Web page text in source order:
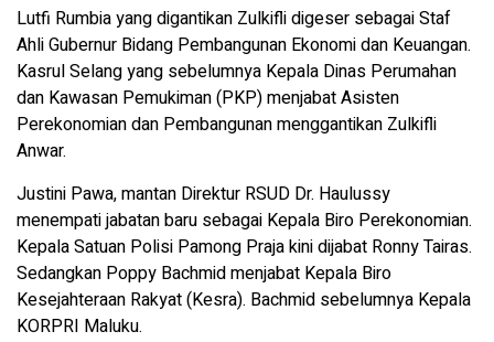
Lutfi Rumbia yang digantikan Zulkifli digeser sebagai Staf
Ahli Gubernur Bidang Pembangunan Ekonomi dan Keuangan.
Kasrul Selang yang sebelumnya Kepala Dinas Perumahan
dan Kawasan Pemukiman (PKP) menjabat Asisten
Perekonomian dan Pembangunan menggantikan Zulkifli
Anwar.
Justini Pawa, mantan Direktur RSUD Dr. Haulussy
menempati jabatan baru sebagai Kepala Biro Perekonomian.
Kepala Satuan Polisi Pamong Praja kini dijabat Ronny Tairas.
Sedangkan Poppy Bachmid menjabat Kepala Biro
Kesejahteraan Rakyat (Kesra). Bachmid sebelumnya Kepala
KORPRI Maluku.